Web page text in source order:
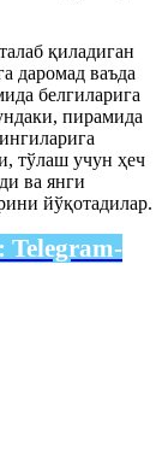
қиладиган
даромад ваъда
белгиларига
пирамида
тўлаш учун ҳеч
ва янги
йўқотадилар.
Telegram-